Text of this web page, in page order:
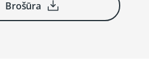
Brošūra